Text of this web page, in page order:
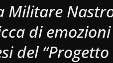
Militare
di
del “Progetto